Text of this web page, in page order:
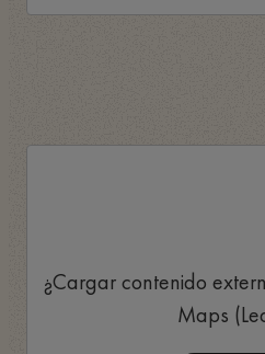
¿Cargar contenido
Maps